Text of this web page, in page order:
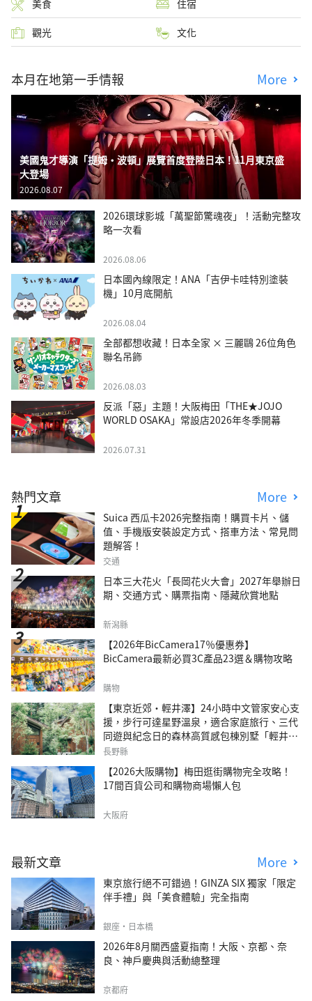
美食 住宿
觀光 文化
本月在地第一手情報 More
美國鬼才導演「提姆・波頓」展覽首度登陸日本！11月東京盛
大登場
2026.08.07
2026環球影城「萬聖節驚魂夜」！活動完整攻
略一次看
2026.08.06
日本國內線限定！ANA「吉伊卡哇特別塗裝
機」10月底開航
2026.08.04
全部都想收藏！日本全家 × 三麗鷗 26位角色
聯名吊飾
2026.08.03
反派「惡」主題！大阪梅田「THE★JOJO
WORLD OSAKA」常設店2026年冬季開幕
2026.07.31
熱門文章 More
Suica 西瓜卡2026完整指南！購買卡片、儲
值、手機版安裝設定方式、搭車方法、常見問
題解答！
交通
日本三大花火「長岡花火大會」2027年舉辦日
期、交通方式、購票指南、隱藏欣賞地點
新潟縣
【2026年BicCamera17％優惠券】
BicCamera最新必買3C產品23選＆購物攻略
購物
【東京近郊・輕井澤】24小時中文管家安心支
援，步行可達星野溫泉，適合家庭旅行、三代
同遊與紀念日的森林高質感包棟別墅「輕井澤
森四季VILLA」
長野縣
【2026大阪購物】梅田逛街購物完全攻略！
17間百貨公司和購物商場懶人包
大阪府
最新文章 More
東京旅行絕不可錯過！GINZA SIX 獨家「限定
伴手禮」與「美食體驗」完全指南
銀座・日本橋
2026年8月關西盛夏指南！大阪、京都、奈
良、神戶慶典與活動總整理
京都府